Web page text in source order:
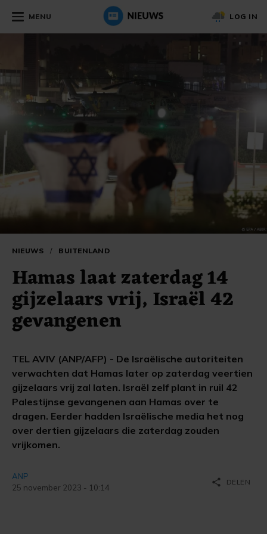
MENU LOG IN
NIEUWS / BUITENLAND
Hamas laat zaterdag 14
gijzelaars vrij, Israël 42
gevangenen
TEL AVIV (ANP/AFP) - De Israëlische autoriteiten
verwachten dat Hamas later op zaterdag veertien
gijzelaars vrij zal laten. Israël zelf plant in ruil 42
Palestijnse gevangenen aan Hamas over te
dragen. Eerder hadden Israëlische media het nog
over dertien gijzelaars die zaterdag zouden
vrijkomen.
ANP
25 november 2023 - 10:14
share DELEN